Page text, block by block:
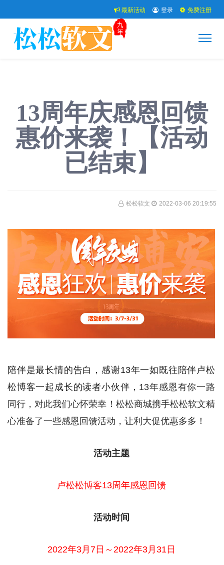
最新活动 登录 免费注册
13周年庆感恩回馈
惠价来袭！【活动
已结束】
松松软文 2022-03-06 20:19:55
陪伴是最长情的告白，感谢13年一如既往陪伴卢松
松博客一起成长的读者小伙伴， 13年感恩有你一路
同行，对此我们心怀荣幸！松松商城携手松松软文精
心准备了一些感恩回馈活动，让利大促优惠多多！
活动主题
卢松松博客13周年感恩回馈
活动时间
2022年3月7日～2022年3月31日